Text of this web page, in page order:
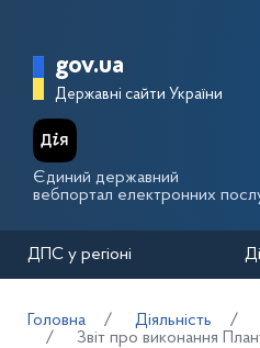
Головна
gov.ua
Державні сайти України
Єдиний державний
вебпортал електронних
ДПС у регіоні
Головна Діяльність
Звіт про виконання